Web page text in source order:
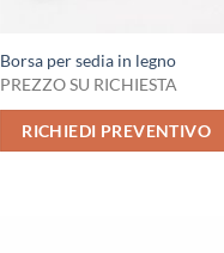
Borsa per sedia in legno
PREZZO SU RICHIESTA
RICHIEDI PREVENTIVO